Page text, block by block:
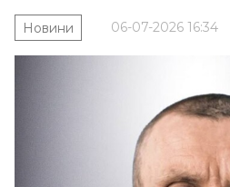
06-07-2026 16:34
Новини